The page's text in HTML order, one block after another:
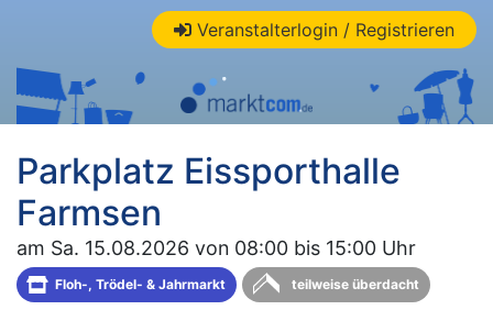
Veranstalterlogin / Registrieren
Parkplatz Eissporthalle
Farmsen
am Sa. 15.08.2026 von 08:00 bis 15:00 Uhr
Floh-, Trödel- & Jahrmarkt teilweise überdacht